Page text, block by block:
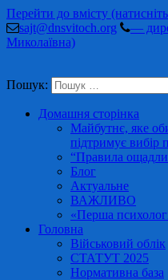
Перейти до вмісту
sajt@dnsvitoch.org
—
Миколаївна)
Пошук:
Домашня сторінка
Майбутнє, яке
підтримує вибір
“Правила
Блог
Актуальне
ВАЖЛИВО
«Перша
Головна
Військовий облік
СТАТУТ 2025
Нормативна база